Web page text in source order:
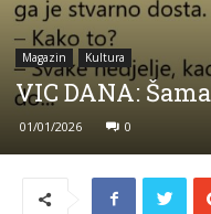
Magazin Kultura
VIC DANA:
01/01/2026 0